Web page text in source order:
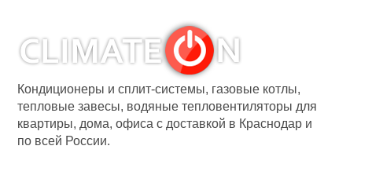
Кондиционеры и сплит-системы, газовые котлы,
тепловые завесы, водяные тепловентиляторы для
квартиры, дома, офиса с доставкой в Краснодар и
по всей России.